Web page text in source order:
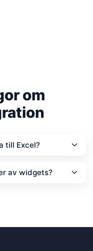
om
till Excel?
av widgets?